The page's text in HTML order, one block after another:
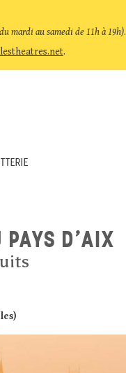
mardi au samedi de 11h à 19h).
lestheatres.net.
PAYS D'AIX